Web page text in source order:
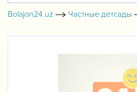
Bolajon24.uz Частные детсады